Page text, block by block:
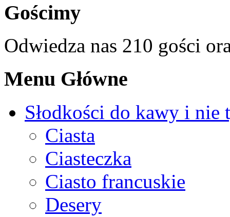
Gościmy
Odwiedza nas 210 gości
Menu Główne
Słodkości do kawy i nie
Ciasta
Ciasteczka
Ciasto francuskie
Desery